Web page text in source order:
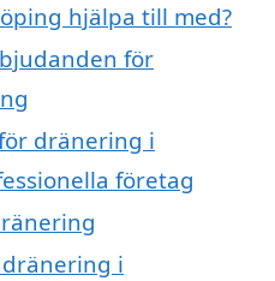
hjälpa till med?
för
dränering i
företag
i